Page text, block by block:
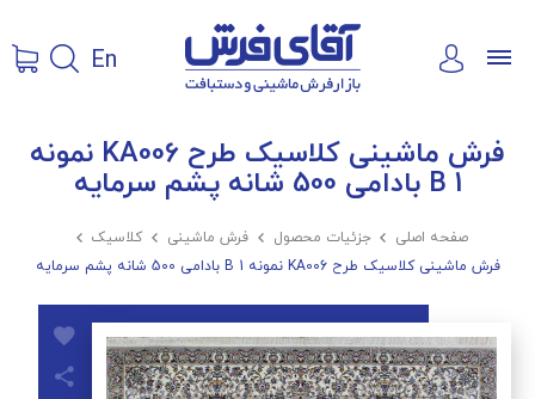
En
فرش ماشینی کلاسیک طرح KA006 نمونه
1 B بادامی 500 شانه پشم سرمایه
صفحه اصلی  جزئیات محصول  فرش ماشینی  کلاسیک 
فرش ماشینی کلاسیک طرح KA006 نمونه 1 B بادامی 500 شانه پشم سرمایه